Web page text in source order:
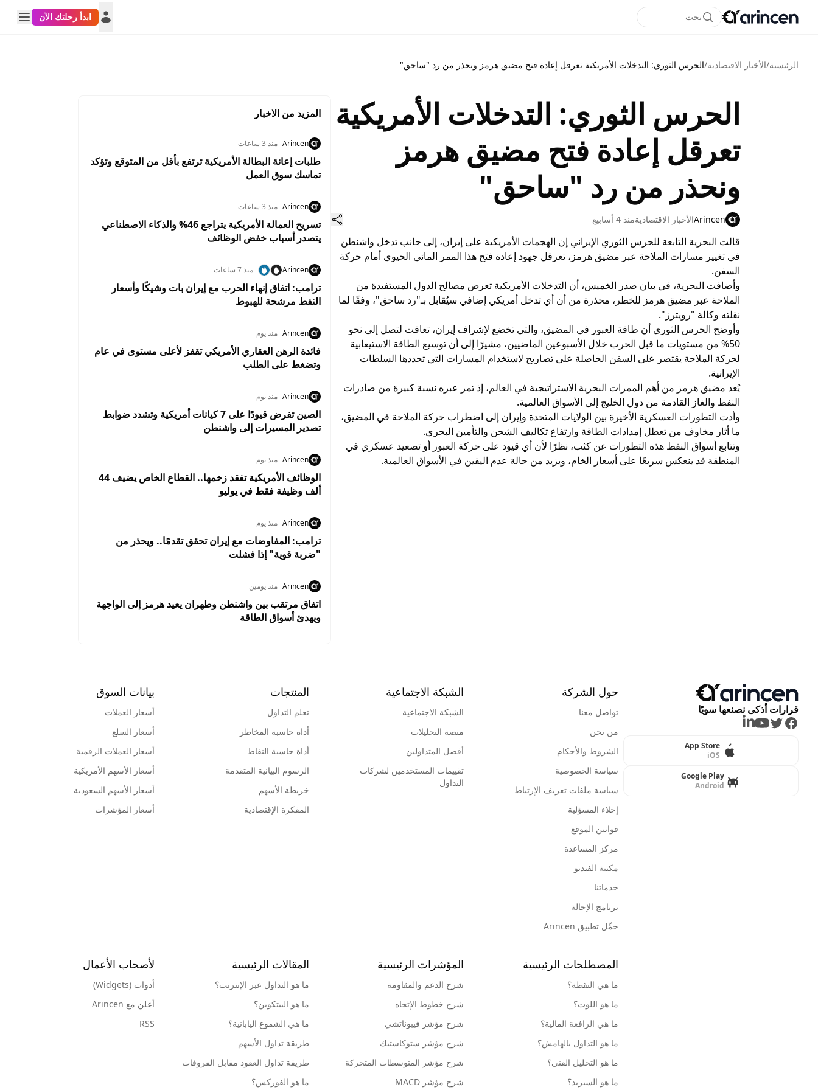
بحث ابدأ رحلتك الآن
الرئيسية/الأخبار الاقتصادية/الحرس الثوري: التدخلات الأمريكية تعرقل إعادة فتح مضيق هرمز ونحذر من رد "ساحق"
الحرس الثوري: التدخلات الأمريكية
تعرقل إعادة فتح مضيق هرمز
ونحذر من رد "ساحق"
Arincenالأخبار الاقتصاديةمنذ 4 أسابيع
قالت البحرية التابعة للحرس الثوري الإيراني إن الهجمات الأمريكية على إيران، إلى جانب تدخل واشنطن
في تغيير مسارات الملاحة عبر مضيق هرمز، تعرقل جهود إعادة فتح هذا الممر المائي الحيوي أمام حركة
السفن.
وأضافت البحرية، في بيان صدر الخميس، أن التدخلات الأمريكية تعرض مصالح الدول المستفيدة من
الملاحة عبر مضيق هرمز للخطر، محذرة من أن أي تدخل أمريكي إضافي سيُقابل بـ"رد ساحق"، وفقًا لما
نقلته وكالة "رويترز".
وأوضح الحرس الثوري أن طاقة العبور في المضيق، والتي تخضع لإشراف إيران، تعافت لتصل إلى نحو
50% من مستويات ما قبل الحرب خلال الأسبوعين الماضيين، مشيرًا إلى أن توسيع الطاقة الاستيعابية
لحركة الملاحة يقتصر على السفن الحاصلة على تصاريح لاستخدام المسارات التي تحددها السلطات
الإيرانية.
يُعد مضيق هرمز من أهم الممرات البحرية الاستراتيجية في العالم، إذ تمر عبره نسبة كبيرة من صادرات
النفط والغاز القادمة من دول الخليج إلى الأسواق العالمية.
وأدت التطورات العسكرية الأخيرة بين الولايات المتحدة وإيران إلى اضطراب حركة الملاحة في المضيق،
ما أثار مخاوف من تعطل إمدادات الطاقة وارتفاع تكاليف الشحن والتأمين البحري.
وتتابع أسواق النفط هذه التطورات عن كثب، نظرًا لأن أي قيود على حركة العبور أو تصعيد عسكري في
المنطقة قد ينعكس سريعًا على أسعار الخام، ويزيد من حالة عدم اليقين في الأسواق العالمية.
المزيد من الاخبار
Arincen منذ 3 ساعات
طلبات إعانة البطالة الأمريكية ترتفع بأقل من المتوقع وتؤكد
تماسك سوق العمل
Arincen منذ 3 ساعات
تسريح العمالة الأمريكية يتراجع 46% والذكاء الاصطناعي
يتصدر أسباب خفض الوظائف
Arincen منذ 7 ساعات
ترامب: اتفاق إنهاء الحرب مع إيران بات وشيكًا وأسعار
النفط مرشحة للهبوط
Arincen منذ يوم
فائدة الرهن العقاري الأمريكي تقفز لأعلى مستوى في عام
وتضغط على الطلب
Arincen منذ يوم
الصين تفرض قيودًا على 7 كيانات أمريكية وتشدد ضوابط
تصدير المسيرات إلى واشنطن
Arincen منذ يوم
الوظائف الأمريكية تفقد زخمها.. القطاع الخاص يضيف 44
ألف وظيفة فقط في يوليو
Arincen منذ يوم
ترامب: المفاوضات مع إيران تحقق تقدمًا.. ويحذر من
"ضربة قوية" إذا فشلت
Arincen منذ يومين
اتفاق مرتقب بين واشنطن وطهران يعيد هرمز إلى الواجهة
ويهدئ أسواق الطاقة
قرارات أذكى نصنعها سويًا
Facebook
Twitter
Youtube
LinkedIn
App Store
iOS
Google Play
Android
حول الشركة
تواصل معنا
من نحن
الشروط والأحكام
سياسة الخصوصية
سياسة ملفات تعريف الإرتباط
إخلاء المسؤلية
قوانين الموقع
مركز المساعدة
مكتبة الفيديو
خدماتنا
برنامج الإحالة
حمِّل تطبيق Arincen
الشبكة الاجتماعية
الشبكة الاجتماعية
منصة التحليلات
أفضل المتداولين
تقييمات المستخدمين لشركات
التداول
المنتجات
تعلم التداول
أداة حاسبة المخاطر
أداة حاسبة النقاط
الرسوم البيانية المتقدمة
خريطة الأسهم
المفكرة الإقتصادية
بيانات السوق
أسعار العملات
أسعار السلع
أسعار العملات الرقمية
أسعار الأسهم الأمريكية
أسعار الأسهم السعودية
أسعار المؤشرات
المصطلحات الرئيسية
ما هي النقطة؟
ما هو اللوت؟
ما هي الرافعة المالية؟
ما هو التداول بالهامش؟
ما هو التحليل الفني؟
ما هو السبريد؟
المؤشرات الرئيسية
شرح الدعم والمقاومة
شرح خطوط الإتجاه
شرح مؤشر فيبوناتشي
شرح مؤشر ستوكاستيك
شرح مؤشر المتوسطات المتحركة
شرح مؤشر MACD
المقالات الرئيسية
ما هو التداول عبر الإنترنت؟
ما هو البيتكوين؟
ما هي الشموع اليابانية؟
طريقة تداول الأسهم
طريقة تداول العقود مقابل الفروقات
ما هو الفوركس؟
لأصحاب الأعمال
أدوات (Widgets)
أعلن مع Arincen
RSS